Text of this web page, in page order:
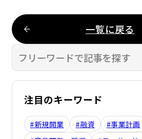
一覧に戻る
注目のキーワード
#新規開業 #融資
#事業計画